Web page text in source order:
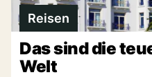
Reisen
Das sind die
Welt